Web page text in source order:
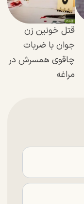
قتل خونین زن
جوان با ضربات
چاقوی همسرش در
مراغه